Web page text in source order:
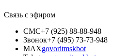
Связь с эфиром
СМС+7 (925) 88-88-948
Звонок+7 (495) 73-73-948
MAXgovoritmskbot